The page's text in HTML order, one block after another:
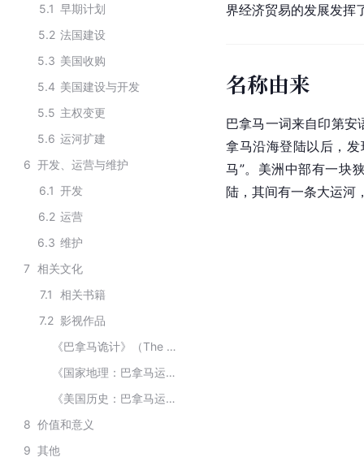
5.1 早期计划
5.2 法国建设
5.3 美国收购
5.4 美国建设与开发
5.5 主权变更
5.6 运河扩建
6 开发、运营与维护
6.1 开发
6.2 运营
6.3 维护
7 相关文化
7.1
相关书籍
7.2 影视作品
《巴拿马诡计》（The Panama Deception）
《国家地理：巴拿马运河》（National Geographic - Le canal de Panama）
《美国历史：巴拿马运河》（ Panama Canal）
8 价值和意义
9 其他
界经济贸易的发展发挥
名称由来
巴拿马一词来自印第安
拿马沿海登陆以后，
马”。美洲中部有一块
陆，其间有一条大运河